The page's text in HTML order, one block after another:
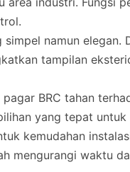
namun elegan.
tampilan
BRC tahan
yang tepat
kemudahan
mengurangi waktu